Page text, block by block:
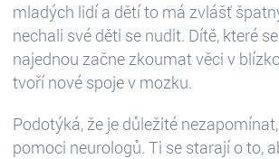
mladých lidí a dětí to má zvlášť
nechali své děti se nudit. Dítě, které
najednou začne zkoumat věci v
tvoří nové spoje v mozku.
Podotýká, že je důležité
pomoci neurologů. Ti se starají o to,